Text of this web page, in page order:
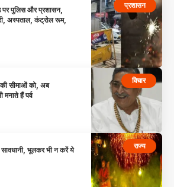
प्रशासन
पर पुलिस और प्रशासन,
अस्पताल, कंट्रोल रूम,
विचार
की सीमाओं को, अब
हैं पर्व
राज्य
भूलकर भी न करें ये